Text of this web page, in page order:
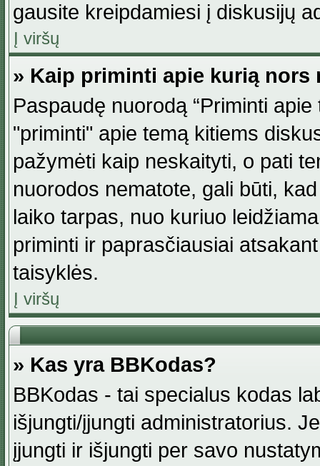
gausite kreipdamiesi į diskusijų
Į viršų
» Kaip priminti apie kurią nors
Paspaudę nuorodą “Priminti
"priminti" apie temą kitiems
pažymėti kaip neskaityti, o pati
nuorodos nematote, gali būti,
laiko tarpas, nuo kuriuo
priminti ir paprasčiausiai
taisyklės.
Į viršų
» Kas yra BBKodas?
BBKodas - tai specialus kodas
išjungti/įjungti administratorius.
įjungti ir išjungti per savo